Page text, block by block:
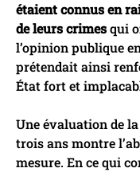
étaient connus en
de leurs crimesqui
l’opinion publique
prétendait ainsi
État fort et
Une évaluation de
trois ans montre
mesure. En ce qui